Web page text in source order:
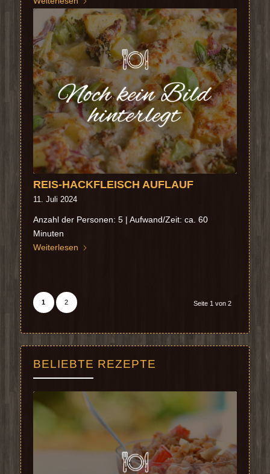
REIS-HACKFLEISCH AUFLAUF
11. Juli 2024
Anzahl der Personen: 5 | Aufwand/Zeit: ca. 60
Minuten
Weiterlesen
Seite 1 von 2
1 2
BELIEBTE REZEPTE